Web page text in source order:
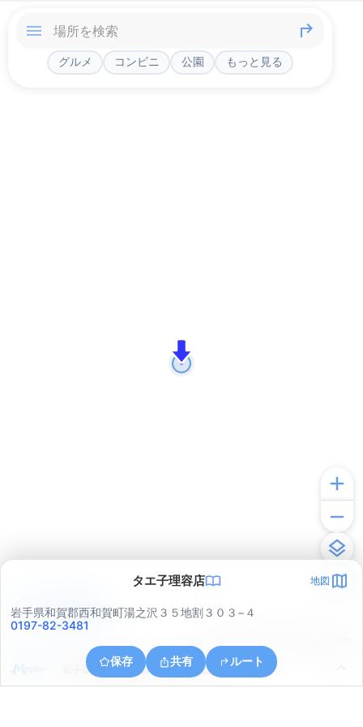
グルメ コンビニ 公園 もっと見る
タエ子理容店 地図
岩手県和賀郡西和賀町湯之沢３５地割３０３−４
0197-82-3481
保存 共有 ルート
岩手県和賀郡西和賀町川尻４０地割
アプリで見る